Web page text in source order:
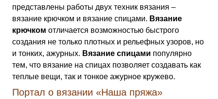
представлены работы двух техник вязания –
вязание крючком и вязание спицами. Вязание
крючком отличается возможностью быстрого
создания не только плотных и рельефных узоров, но
и тонких, ажурных. Вязание спицами популярно
тем, что вязание на спицах позволяет создавать как
теплые вещи, так и тонкое ажурное кружево.
Портал о вязании «Наша пряжа»